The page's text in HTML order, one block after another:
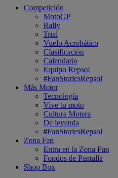
Competición
MotoGP
Rally
Trial
Vuelo Acrobático
Clasificación
Calendario
Equipo Repsol
#FanStoriesRepsol
Más Motor
Tecnología
Vive tu moto
Cultura Motera
De leyenda
#FanStoriesRepsol
Zona Fan
Entra en la Zona Fan
Fondos de Pantalla
Shop Box